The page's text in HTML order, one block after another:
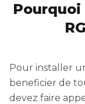
Pour installer
beneficier de
devez faire